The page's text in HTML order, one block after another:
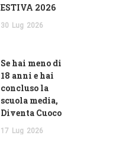
ESTIVA 2026
30 Lug 2026
Se hai meno di
18 anni e hai
concluso la
scuola media,
Diventa Cuoco
17 Lug 2026